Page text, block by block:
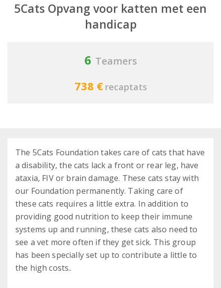
5Cats Opvang voor katten met een
handicap
6 Teamers
738 € recaptats
The 5Cats Foundation takes care of cats that have
a disability, the cats lack a front or rear leg, have
ataxia, FIV or brain damage. These cats stay with
our Foundation permanently. Taking care of
these cats requires a little extra. In addition to
providing good nutrition to keep their immune
systems up and running, these cats also need to
see a vet more often if they get sick. This group
has been specially set up to contribute a little to
the high costs..